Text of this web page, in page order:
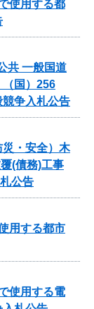
使用する都
共 一般国道
国）256
争入札公告
・安全）木
(債務)工事
公告
用する都市
使用する電